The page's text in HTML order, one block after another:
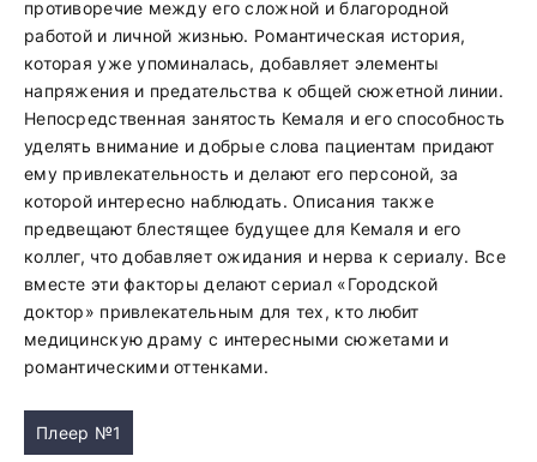
противоречие между его сложной и благородной
работой и личной жизнью. Романтическая история,
которая уже упоминалась, добавляет элементы
напряжения и предательства к общей сюжетной линии.
Непосредственная занятость Кемаля и его способность
уделять внимание и добрые слова пациентам придают
ему привлекательность и делают его персоной, за
которой интересно наблюдать. Описания также
предвещают блестящее будущее для Кемаля и его
коллег, что добавляет ожидания и нерва к сериалу. Все
вместе эти факторы делают сериал «Городской
доктор» привлекательным для тех, кто любит
медицинскую драму с интересными сюжетами и
романтическими оттенками.
Плеер №1